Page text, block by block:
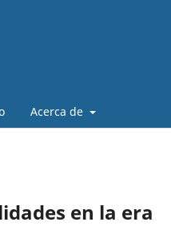
Acerca de
en la era